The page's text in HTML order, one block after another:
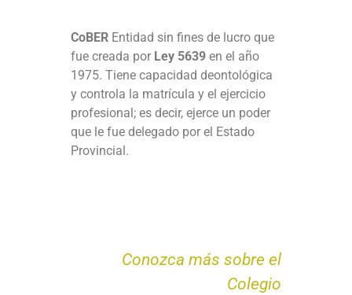
CoBER Entidad sin fines de lucro que
fue creada por Ley 5639 en el año
1975. Tiene capacidad deontológica
y controla la matrícula y el ejercicio
profesional; es decir, ejerce un poder
que le fue delegado por el Estado
Provincial.
Conozca más sobre el
Colegio